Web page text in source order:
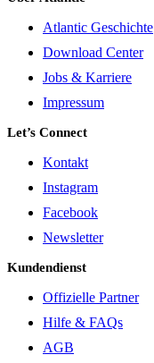
Atlantic Geschichte
Download Center
Jobs & Karriere
Impressum
Let’s Connect
Kontakt
Instagram
Facebook
Newsletter
Kundendienst
Offizielle Partner
Hilfe & FAQs
AGB